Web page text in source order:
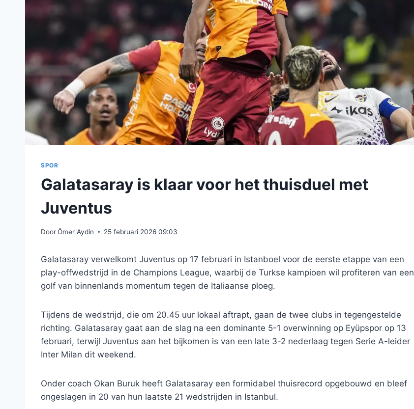
SPOR
Galatasaray is klaar voor het thuisduel met
Juventus
DoorÖmer Aydin 25 februari 2026 09:03
Galatasaray verwelkomt Juventus op 17 februari in Istanboel voor de eerste etappe van een
play-offwedstrijd in de Champions League, waarbij de Turkse kampioen wil profiteren van een
golf van binnenlands momentum tegen de Italiaanse ploeg.
Tijdens de wedstrijd, die om 20.45 uur lokaal aftrapt, gaan de twee clubs in tegengestelde
richting. Galatasaray gaat aan de slag na een dominante 5-1 overwinning op Eyüpspor op 13
februari, terwijl Juventus aan het bijkomen is van een late 3-2 nederlaag tegen Serie A-leider
Inter Milan dit weekend.
Onder coach Okan Buruk heeft Galatasaray een formidabel thuisrecord opgebouwd en bleef
ongeslagen in 20 van hun laatste 21 wedstrijden in Istanbul.